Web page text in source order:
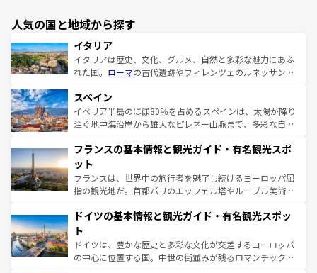
人気の国と地域から探す
イタリア
イタリアは歴史、文化、グルメ、自然と多彩な魅力にあふ
れた国。 ローマの古代遺跡やフィレンツェのルネッサンス
ろん、トスカーナの美しい田園風景やアマルフィ海岸の絶
景など、自然景観も見逃せない。観光の合間には、本場の
ピザやパスタなど、絶品のイタリア料理を堪能することも
ませてくれるイタリアで、忘れられない旅をしてみよう！
なお、新着のイタリア情報は
しい。
スペイン
イベリア半島のほぼ80％を占めるスペインは、太陽が降り
注ぐ地中海沿岸から雄大なピレネー山脈まで、多彩な自然
文化が根付くこの国では、情熱的なフラメンコ、熱気あふ
れる闘牛、そして美味しいタパスが生活の一部となってい
る。首都マドリードの洗練された雰囲気や、バルセロナの
アートに溢れた街角から、地方では古代ローマ遺跡や中世
せる。地方によって風土や気候が異なるスペインはその個
ンテンツ一覧 を参照してほしい。
フランスの基本情報と観光ガイド・有名観光スポ
ット
フランスは、世界中の旅行者を魅了し続けるヨーロッパ屈
指の観光地だ。首都パリのエッフェル塔やルーブル美術館
で、幅広い魅力が詰まっている。華麗な宮殿、歴史的な大
聖堂、美しいビーチ、そして豊かな自然が、訪れる者を心
から魅了する。また、フランスは美食の国としても知ら
れ、フランス料理はユネスコ無形文化遺産にも登録されて
ドイツの基本情報と観光ガイド・有名観光スポッ
ト
ドイツは、豊かな歴史と多彩な文化が交差するヨーロッパ
の中心に位置する国。中世の街並みが残るロマンチック街